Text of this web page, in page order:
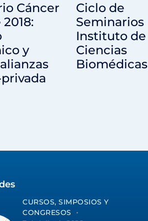
Cáncer
y
Ciclo de
Seminarios
Instituto de
Ciencias
Biomédicas
CURSOS, SIMPOSIOS Y
CONGRESOS